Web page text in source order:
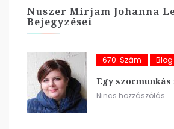
Nuszer Mirjam Johanna
Bejegyzései
670. Szám Blog
Egy szocmunkás
Nincs hozzászólás